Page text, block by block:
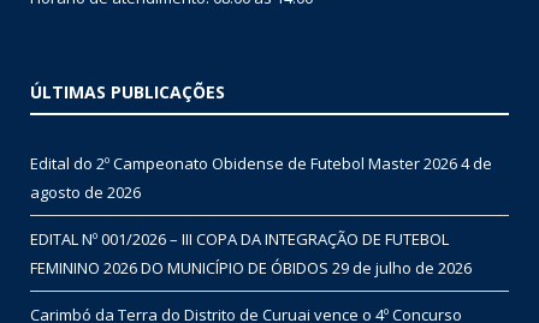
ÚLTIMAS PUBLICAÇÕES
Edital do 2º Campeonato Obidense de Futebol Master 20264 de
agosto de 2026
EDITAL Nº 001/2026 – III COPA DA INTEGRAÇÃO DE FUTEBOL
FEMININO 2026 DO MUNICÍPIO DE ÓBIDOS 29 de julho de 2026
Carimbó da Terra do Distrito de Curuai vence o 4º Concurso